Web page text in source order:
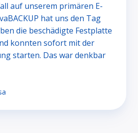
auf unserem primären E-
hat uns den Tag
die beschädigte Festplatte
konnten sofort mit der
starten. Das war denkbar